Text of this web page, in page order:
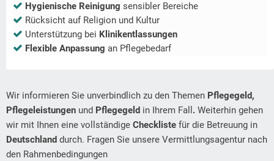
Hygienische Reinigung sensibler Bereiche
Rücksicht auf Religion und Kultur
Unterstützung bei Klinikentlassungen
Flexible Anpassung an Pflegebedarf
Wir informieren Sie unverbindlich zu den Themen Pflegegeld,
Pflegeleistungen und Pflegegeld in Ihrem Fall . Weiterhin gehen
wir mit Ihnen eine vollständige Checkliste für die Betreuung in
Deutschland durch. Fragen Sie unsere Vermittlungsagentur nach
den Rahmenbedingungen